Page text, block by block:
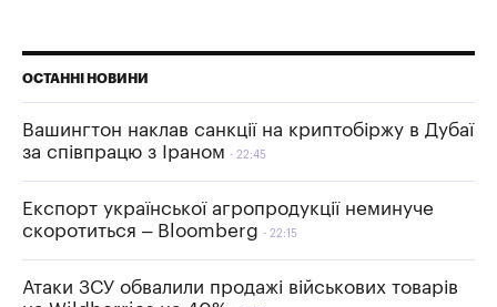
ОСТАННІ НОВИНИ
Вашингтон наклав санкції на криптобіржу в Дубаї
за співпрацю з Іраном
22:45
Експорт української агропродукції неминуче
скоротиться – Bloomberg
22:15
Атаки ЗСУ обвалили продажі військових товарів